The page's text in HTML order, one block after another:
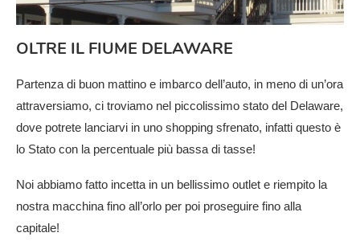
OLTRE IL FIUME DELAWARE
Partenza di buon mattino e imbarco dell’auto, in meno di un’ora
attraversiamo, ci troviamo nel piccolissimo stato del Delaware,
dove potrete lanciarvi in uno shopping sfrenato, infatti questo è
lo Stato con la percentuale più bassa di tasse!
Noi abbiamo fatto incetta in un bellissimo outlet e riempito la
nostra macchina fino all’orlo per poi proseguire fino alla
capitale!